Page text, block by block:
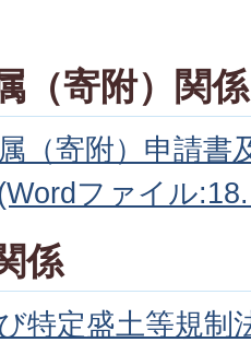
（寄附）関係
（寄附）申請書
ファイル
係
特定盛土等規制